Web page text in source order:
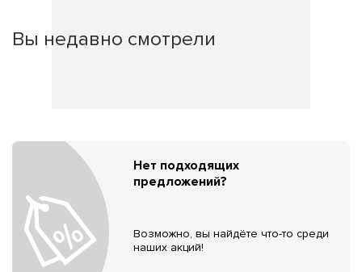
Вы недавно смотрели
Нет подходящих
предложений?
Возможно, вы найдёте что-то среди
наших акций!